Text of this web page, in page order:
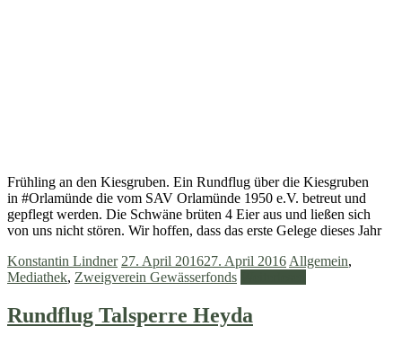
Frühling an den Kiesgruben. Ein Rundflug über die Kiesgruben
in ‪#‎Orlamünde‬ die vom SAV Orlamünde 1950 e.V. betreut und
gepflegt werden. Die Schwäne brüten 4 Eier aus und ließen sich
von uns nicht stören. Wir hoffen, dass das erste Gelege dieses Jahr
Konstantin Lindner 27. April 201627. April 2016 Allgemein,
Mediathek, Zweigverein Gewässerfonds
Rundflug Talsperre Heyda